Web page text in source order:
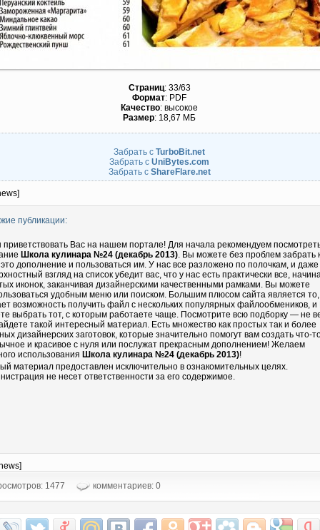
Страниц: 33/63
Формат: PDF
Качество: высокое
Размер: 18,67 МБ
Забрать с TurboBit.net
Забрать с UniBytes.com
Забрать с ShareFlare.net
публикации:
Вас на нашем портале! Для начала рекомендуем
Школа кулинара №24 (декабрь 2013). Вы можете без проблем забрать
дополнение и пользоваться им. У нас все разложено по полочкам, и даже
взгляд на список убедит вас, что у нас есть практически все,
иконок, заканчивая дизайнерскими качественными рамками. Вы можете
удобным меню или поиском. Большим плюсом сайта является то,
возможность получить файл с нескольких популярных файлообмеников,
выбрать тот, с которым работаете чаще. Посмотрите всю подборку — не
такой интересный материал. Есть множество как простых так и более
дизайнерских заготовок, которые значительно помогут вам создать что-
и красивое с нуля или послужат прекрасным дополнением! Желаем
использования Школа кулинара №24 (декабрь 2013)!
материал предоставлен исключительно в ознакомительных целях.
не несет ответственности за его содержимое.
1477
комментариев: 0